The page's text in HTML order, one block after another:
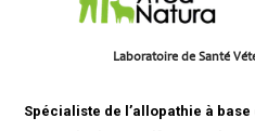
Laboratoire de Santé
Spécialiste de l’allopathie à base